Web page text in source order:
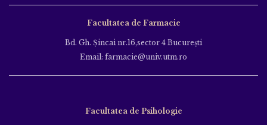
Facultatea de Farmacie
Bd. Gh. Şincai nr.16,sector 4 Bucureşti
Email: farmacie@univ.utm.ro
Facultatea de Psihologie